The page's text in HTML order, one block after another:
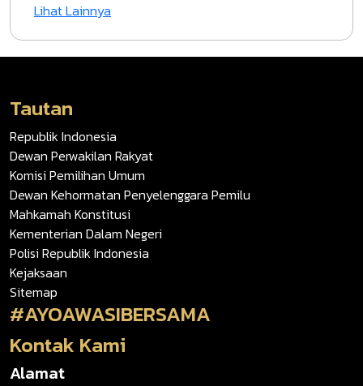
Lihat Lainnya
Tautan
Republik Indonesia
Dewan Perwakilan Rakyat
Komisi Pemilihan Umum
Dewan Kehormatan Penyelenggara Pemilu
Mahkamah Konstitusi
Kementerian Dalam Negeri
Polisi Republik Indonesia
Kejaksaan
Sitemap
#AYOAWASIBERSAMA
Kontak Kami
Alamat